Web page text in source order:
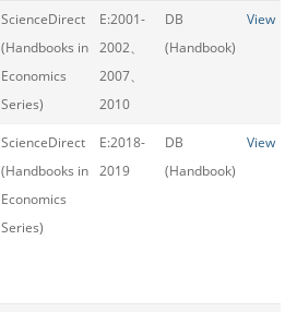
ScienceDirect
(Handbooks in
Economics
Series)
E:2001-
2002、
2007、
2010
DB
(Handbook)
View
ScienceDirect
(Handbooks in
Economics
Series)
E:2018-
2019
DB
(Handbook)
View